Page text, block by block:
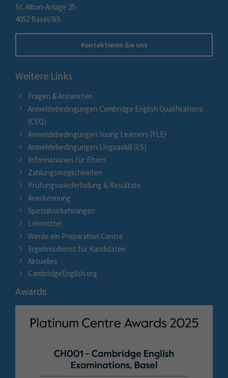
St. Alban-Anlage 25
4052 Basel/BS
Kontaktieren Sie uns
Weitere Links
Fragen & Antworten
Anmeldebedingungen Cambridge English Qualifications
(CEQ)
Anmeldebedingungen Young Learners (YLE)
Anmeldebedingungen Linguaskill (LS)
Informationen für Eltern
Zahlungsmöglichkeiten
Prüfungswiederholung & Resultate
Anerkennung
Spezialvorkehrungen
Lehrmittel
Werde ein Preparation Centre
Ergebnisdienst für Kandidaten
Aktuelles
CambridgeEnglish.org
Awards